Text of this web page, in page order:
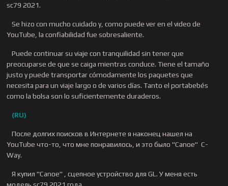
sc79 2021.
Se hizo con mucho cuidado y, como puede ver en el video de
YouTube, la confiabilidad fue sobresaliente.
Puede continuar su viaje con tranquilidad sin tener que
preocuparse de que se caiga mientras conduce. Tiene el tamaño
justo y puede transportar cómodamente los paquetes que
necesita para un viaje largo o de varios días. Tanto el portabebés
como la bolsa son lo suficientemente duraderos.
(RU)
После долгих поисков в Интернете я наконец нашел на
YouTube что-то, что мне понравилось, и это было "Canoe" C-
Way.
Я купил "Canoe" , сцепное устройство для GL. У меня есть